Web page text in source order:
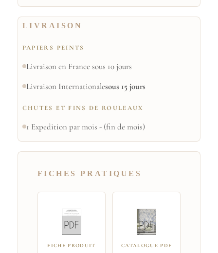
LIVRAISON
PAPIERS PEINTS
Livraison en France sous 10 jours
Livraison Internationalesous 15 jours
CHUTES ET FINS DE ROULEAUX
1 Expedition par mois - (fin de mois)
FICHES PRATIQUES
FICHE PRODUIT CATALOGUE PDF